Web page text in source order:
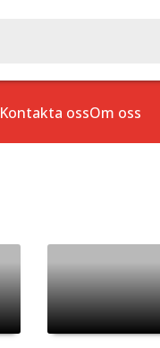
Kontakta ossOm oss